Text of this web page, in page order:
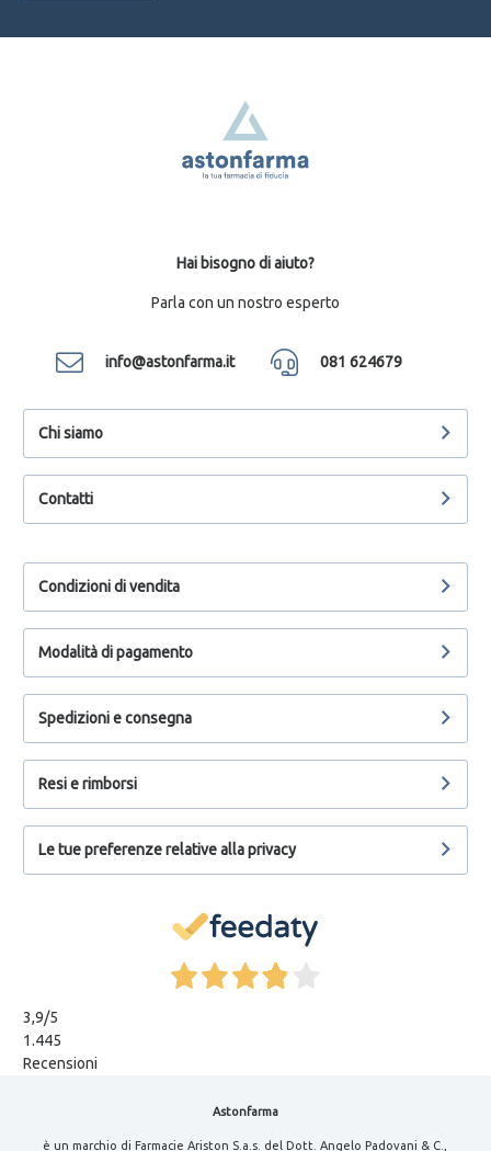
Hai bisogno di aiuto?
Parla con un nostro esperto
info@astonfarma.it 081 624679
Chi siamo
Contatti
Condizioni di vendita
Modalità di pagamento
Spedizioni e consegna
Resi e rimborsi
Le tue preferenze relative alla privacy
3,9/5
1.445
Recensioni
Astonfarma
è un marchio di Farmacie Ariston S.a.s. del Dott. Angelo Padovani & C.,